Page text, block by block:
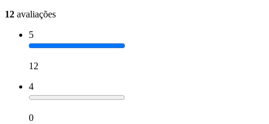
12 avaliações
5
12
4
0